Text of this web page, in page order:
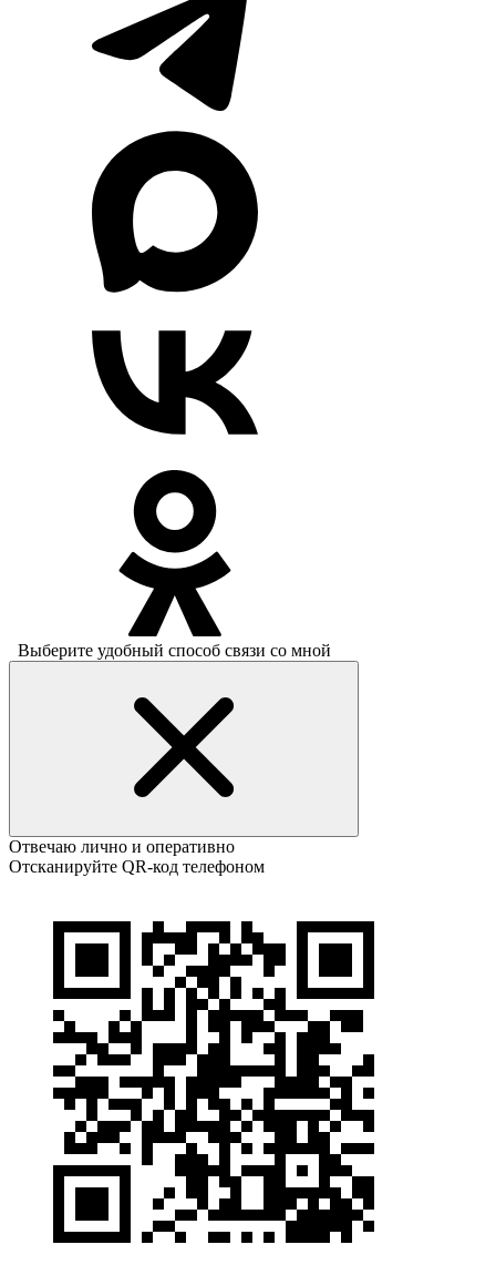
Выберите удобный способ связи со мной
Отвечаю лично и оперативно
Отсканируйте QR-код телефоном